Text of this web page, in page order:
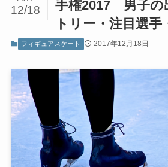
手権2017 男子の
トリー・注目選手
12/18
フィギュアスケート 2017年12月18日